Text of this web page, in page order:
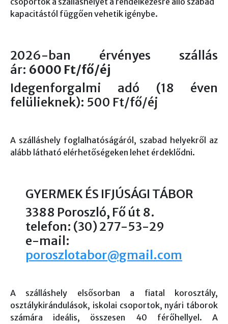
kapacitástól függően vehetik igénybe.
2026-ban érvényes szállás
ár: 6000 Ft/fő/éj
Idegenforgalmi adó (18 éven
felülieknek): 500 Ft/fő/éj
A szálláshely foglalhatóságáról, szabad helyekről az
alább látható elérhetőségeken lehet érdeklődni.
GYERMEK ÉS IFJÚSÁGI TÁBOR
3388 Poroszló, Fő út 8.
telefon: (30) 277-53-29
e-mail:
poroszlotabor@gmail.com
A szálláshely elsősorban a fiatal korosztály,
osztálykirándulások, iskolai csoportok, nyári táborok
számára ideális, összesen 40 férőhellyel. A